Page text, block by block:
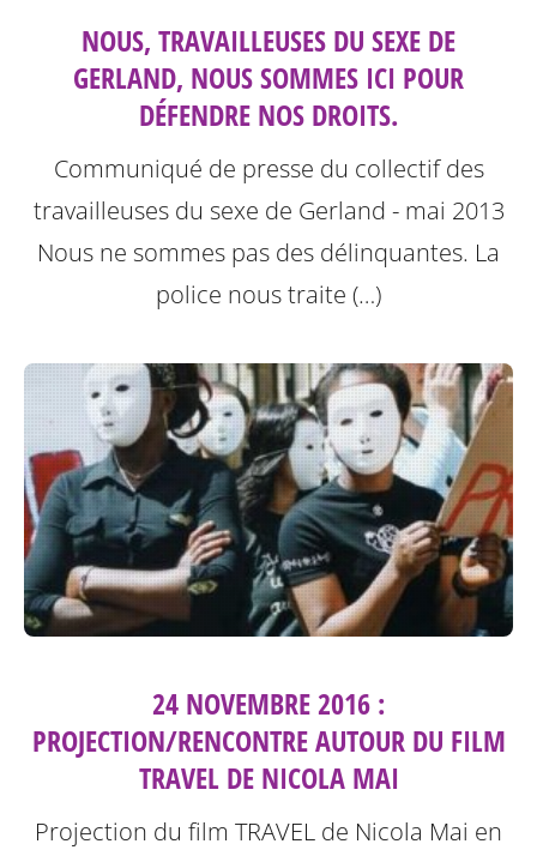
NOUS, TRAVAILLEUSES DU SEXE DE
GERLAND, NOUS SOMMES ICI POUR
DÉFENDRE NOS DROITS.
Communiqué de presse du collectif des
travailleuses du sexe de Gerland - mai 2013
Nous ne sommes pas des délinquantes. La
police nous traite (…)
24 NOVEMBRE 2016 :
PROJECTION/RENCONTRE AUTOUR DU FILM
TRAVEL DE NICOLA MAI
Projection du film TRAVEL de Nicola Mai en